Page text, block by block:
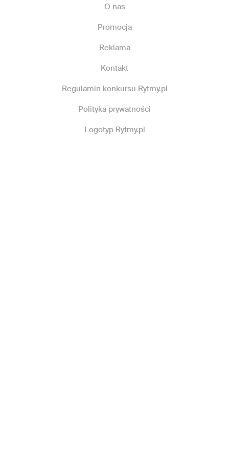
O nas
Promocja
Reklama
Kontakt
Regulamin konkursu Rytmy.pl
Polityka prywatności
Logotyp Rytmy.pl